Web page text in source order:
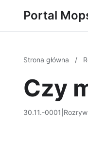
Portal
Strona główna /
Czy
30.11.-0001